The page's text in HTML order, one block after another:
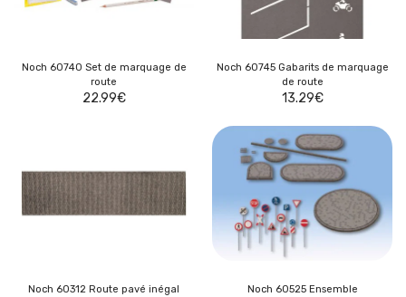
Noch 60740 Set de marquage de
route
22.99€
Noch 60745 Gabarits de marquage
de route
13.29€
Noch 60312 Route pavé inégal
Noch 60525 Ensemble